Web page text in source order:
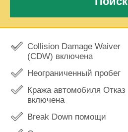
Collision Damage Waiver
(CDW) включена
Неограниченный пробег
Кража автомобиля Отказ
включена
Break Down помощи